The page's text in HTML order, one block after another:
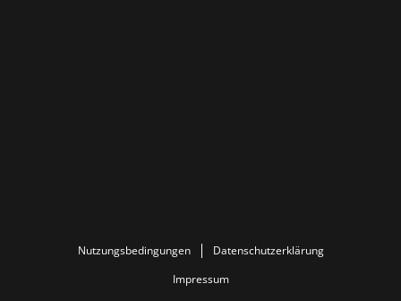
Nutzungsbedingungen
Datenschutzerklärung
Impressum